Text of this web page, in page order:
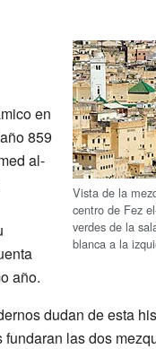
Vista de la
centro de Fez
verdes de la
blanca a la
en
859
al-
año.
dudan de esta
las dos